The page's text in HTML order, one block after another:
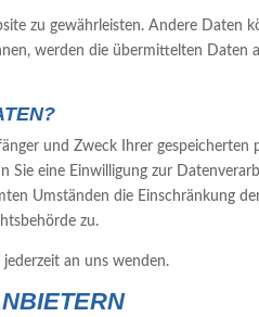
zu gewährleisten. Andere Daten
werden die übermittelten Daten
und Zweck Ihrer gespeicherten
eine Einwilligung zur
Umständen die Einschränkung
zu.
an uns wenden.